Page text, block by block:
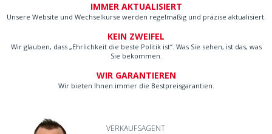
IMMER AKTUALISIERT
Unsere Website und Wechselkurse werden regelmäßig und präzise aktualisiert.
KEIN ZWEIFEL
Wir glauben, dass „Ehrlichkeit die beste Politik ist“. Was Sie sehen, ist das, was
Sie bekommen.
WIR GARANTIEREN
Wir bieten Ihnen immer die Bestpreisgarantien.
VERKAUFSAGENT